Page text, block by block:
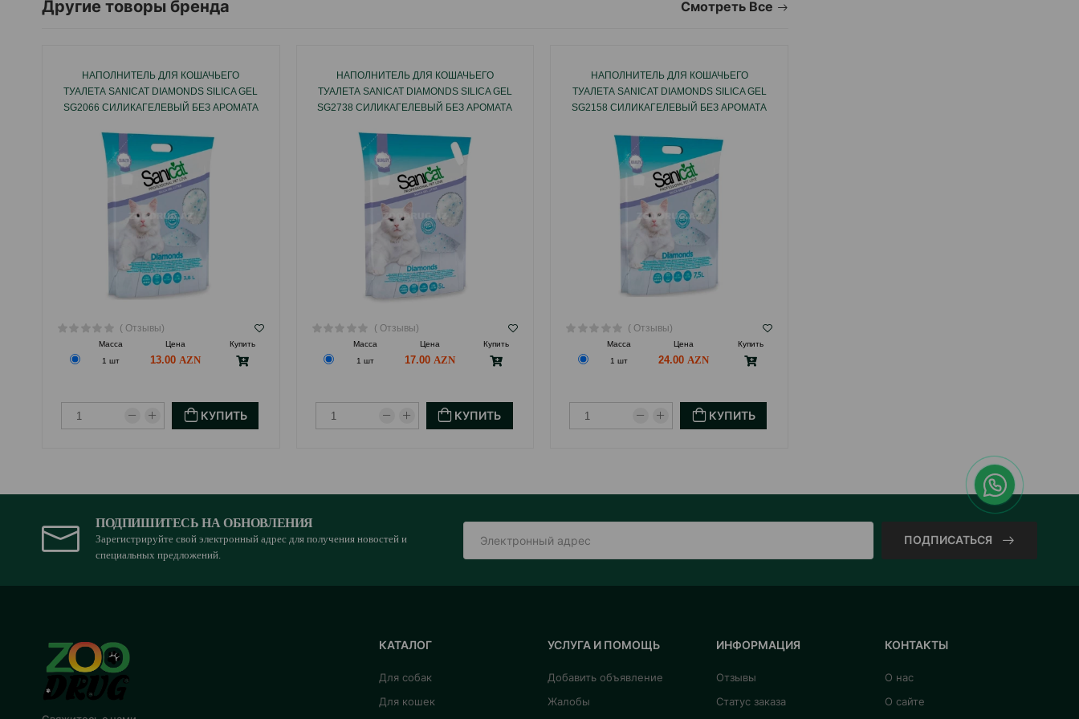
Другие товоры бренда Смотреть Все
НАПОЛНИТЕЛЬ ДЛЯ КОШАЧЬЕГО
ТУАЛЕТА SANICAT DIAMONDS SILICA GEL
SG2066 СИЛИКАГЕЛЕВЫЙ БЕЗ АРОМАТА
( Отзывы)
Масса Цена
Купить
1 шт
13.00
КУПИТЬ
НАПОЛНИТЕЛЬ ДЛЯ КОШАЧЬЕГО
ТУАЛЕТА SANICAT DIAMONDS SILICA GEL
SG2738 СИЛИКАГЕЛЕВЫЙ БЕЗ АРОМАТА
( Отзывы)
Масса Цена
Купить
1 шт
17.00
КУПИТЬ
НАПОЛНИТЕЛЬ ДЛЯ КОШАЧЬЕГО
ТУАЛЕТА SANICAT DIAMONDS SILICA GEL
SG2158 СИЛИКАГЕЛЕВЫЙ БЕЗ АРОМАТА
( Отзывы)
Масса Цена
Купить
1 шт
24.00
КУПИТЬ
ПОДПИШИТЕСЬ НА ОБНОВЛЕНИЯ
Зарегистрируйте свой электронный адрес для получения новостей и
специальных предложений.
ПОДПИСАТЬСЯ
КАТАЛОГ
Для собак
Для кошек
УСЛУГА И ПОМОЩЬ
Добавить объявление
Жалобы
ИНФОРМАЦИЯ
Отзывы
Статус заказа
КОНТАКТЫ
О нас
О сайте